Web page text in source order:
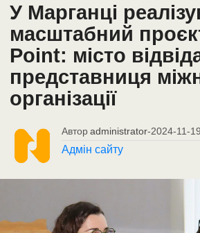
У Марганці
масштабний
Point: місто
представниця
організації
Автор administrator-2024-11-19
Адмін сайту